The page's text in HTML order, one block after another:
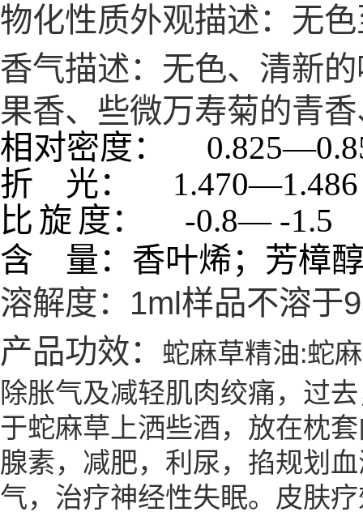
物化性质外观描述：无
香气描述：无色、清新
果香、些微万寿菊的青
相对密度：
0.825—
折
光： 1.470—
比 旋 度： -0.8—-
含
量：香叶烯；芳樟
溶解度：1ml样品不溶于
产品功效：
蛇麻草精油:蛇
除胀气及减轻肌肉绞痛，过
于蛇麻草上洒些酒，放在枕
腺素，减肥，利尿，掐规划
气，治疗神经性失眠。皮肤